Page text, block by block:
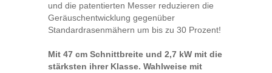
und die patentierten Messer reduzieren die
Geräuschentwicklung gegenüber
Standardrasenmähern um bis zu 30 Prozent!
Mit 47 cm Schnittbreite und 2,7 kW mit die
stärksten ihrer Klasse. Wahlweise mit